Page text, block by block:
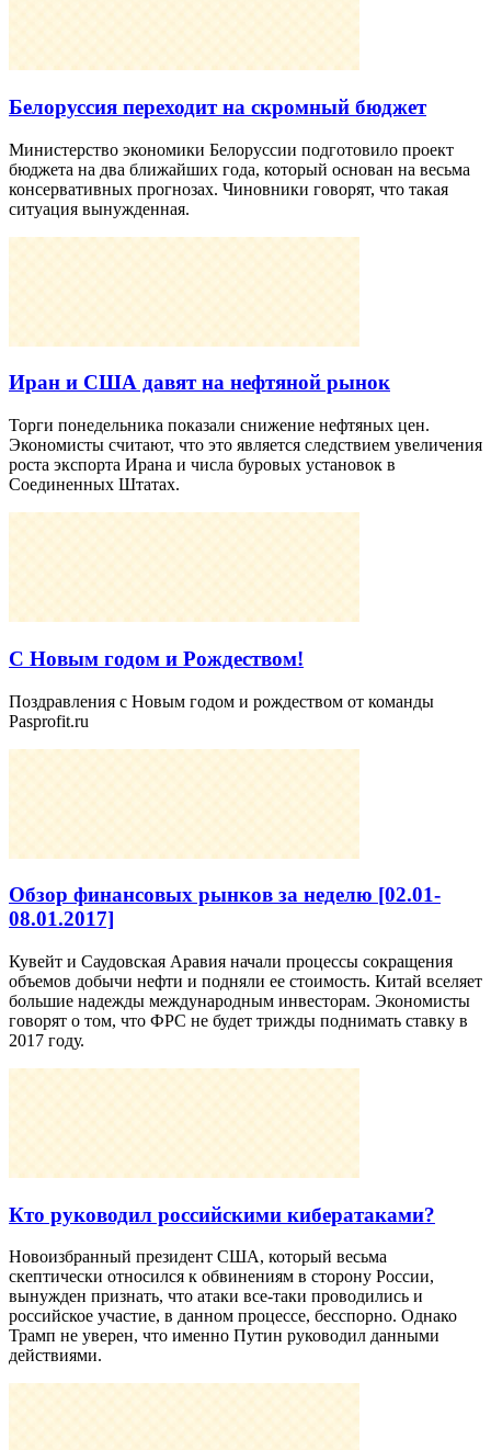
Белоруссия переходит на скромный бюджет
Министерство экономики Белоруссии подготовило проект
бюджета на два ближайших года, который основан на весьма
консервативных прогнозах. Чиновники говорят, что такая
ситуация вынужденная.
Иран и США давят на нефтяной рынок
Торги понедельника показали снижение нефтяных цен.
Экономисты считают, что это является следствием увеличения
роста экспорта Ирана и числа буровых установок в
Соединенных Штатах.
С Новым годом и Рождеством!
Поздравления с Новым годом и рождеством от команды
Pasprofit.ru
Обзор финансовых рынков за неделю [02.01-
08.01.2017]
Кувейт и Саудовская Аравия начали процессы сокращения
объемов добычи нефти и подняли ее стоимость. Китай вселяет
большие надежды международным инвесторам. Экономисты
говорят о том, что ФРС не будет трижды поднимать ставку в
2017 году.
Кто руководил российскими кибератаками?
Новоизбранный президент США, который весьма
скептически относился к обвинениям в сторону России,
вынужден признать, что атаки все-таки проводились и
российское участие, в данном процессе, бесспорно. Однако
Трамп не уверен, что именно Путин руководил данными
действиями.